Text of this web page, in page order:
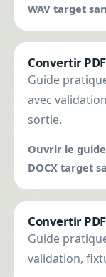
WAV target
Convertir
Guide
avec
sortie.
Ouvrir le guide
DOCX target
Convertir
Guide
validation,